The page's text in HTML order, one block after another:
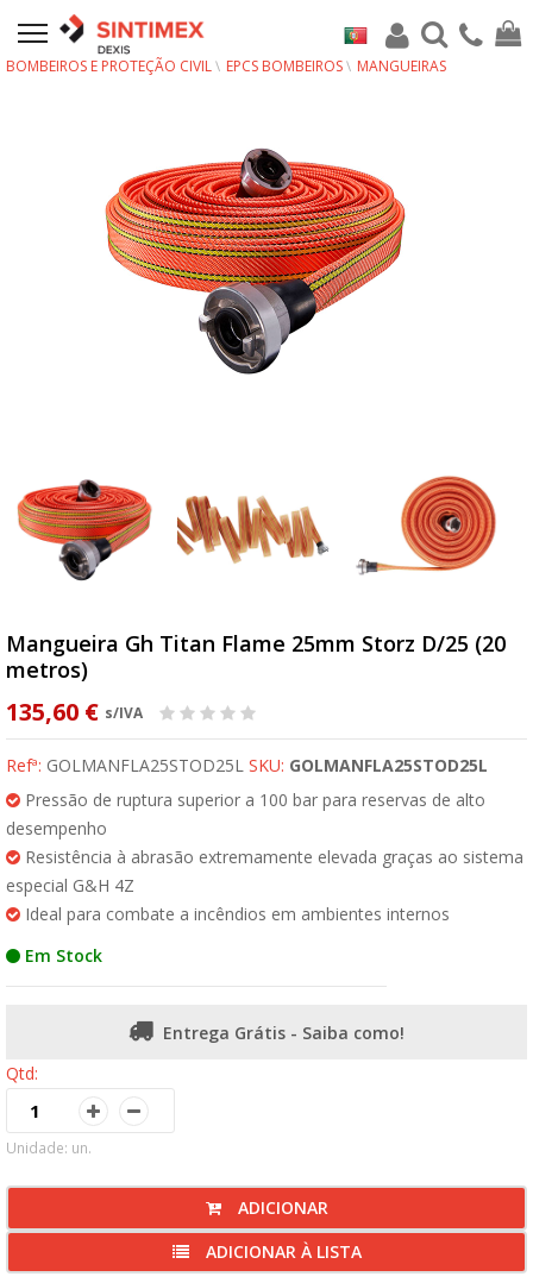
BOMBEIROS E PROTEÇÃO CIVIL EPCS BOMBEIROS MANGUEIRAS
Mangueira Gh Titan Flame 25mm Storz D/25 (20
metros)
135,60 € s/IVA
Refª: GOLMANFLA25STOD25L SKU: GOLMANFLA25STOD25L
Pressão de ruptura superior a 100 bar para reservas de alto
desempenho
Resistência à abrasão extremamente elevada graças ao sistema
especial G&H 4Z
Ideal para combate a incêndios em ambientes internos
Em Stock
Entrega Grátis - Saiba como!
Qtd:
Unidade: un.
ADICIONAR
ADICIONAR À LISTA